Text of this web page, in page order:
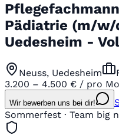
Pädiatrie (m/w/
Uedesheim -
Neuss, Uedesheim
3.200 – 4.500 € / pro
Wir bewerben uns bei dir!
Sommerfest · Team big